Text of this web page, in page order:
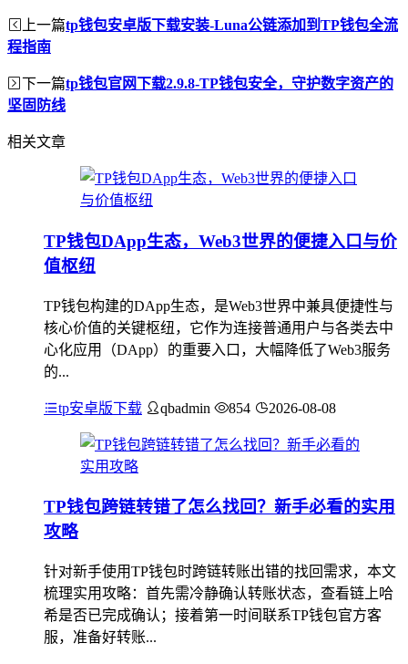
上一篇tp钱包安卓版下载安装-Luna公链添加到TP钱包全流
程指南
下一篇tp钱包官网下载2.9.8-TP钱包安全，守护数字资产的
坚固防线
相关文章
TP钱包DApp生态，Web3世界的便捷入口与价
值枢纽
TP钱包构建的DApp生态，是Web3世界中兼具便捷性与
核心价值的关键枢纽，它作为连接普通用户与各类去中
心化应用（DApp）的重要入口，大幅降低了Web3服务
的...
tp安卓版下载 qbadmin 854 2026-08-08
TP钱包跨链转错了怎么找回？新手必看的实用
攻略
针对新手使用TP钱包时跨链转账出错的找回需求，本文
梳理实用攻略：首先需冷静确认转账状态，查看链上哈
希是否已完成确认；接着第一时间联系TP钱包官方客
服，准备好转账...